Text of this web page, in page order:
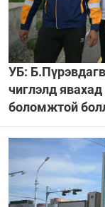
УБ:
чиглэлд
боломжтой